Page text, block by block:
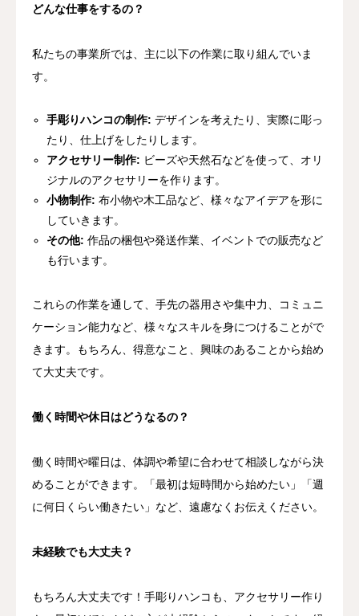
どんな仕事をするの？
私たちの事業所では、主に以下の作業に取り組んでいま
す。
手彫りハンコの制作: デザインを考えたり、実際に彫っ
たり、仕上げをしたりします。
アクセサリー制作: ビーズや天然石などを使って、オリ
ジナルのアクセサリーを作ります。
小物制作: 布小物や木工品など、様々なアイデアを形に
していきます。
その他: 作品の梱包や発送作業、イベントでの販売など
も行います。
これらの作業を通して、手先の器用さや集中力、コミュニ
ケーション能力など、様々なスキルを身につけることがで
きます。もちろん、得意なこと、興味のあることから始め
て大丈夫です。
働く時間や休日はどうなるの？
働く時間や曜日は、体調や希望に合わせて相談しながら決
めることができます。「最初は短時間から始めたい」「週
に何日くらい働きたい」など、遠慮なくお伝えください。
未経験でも大丈夫？
もちろん大丈夫です！手彫りハンコも、アクセサリー作り